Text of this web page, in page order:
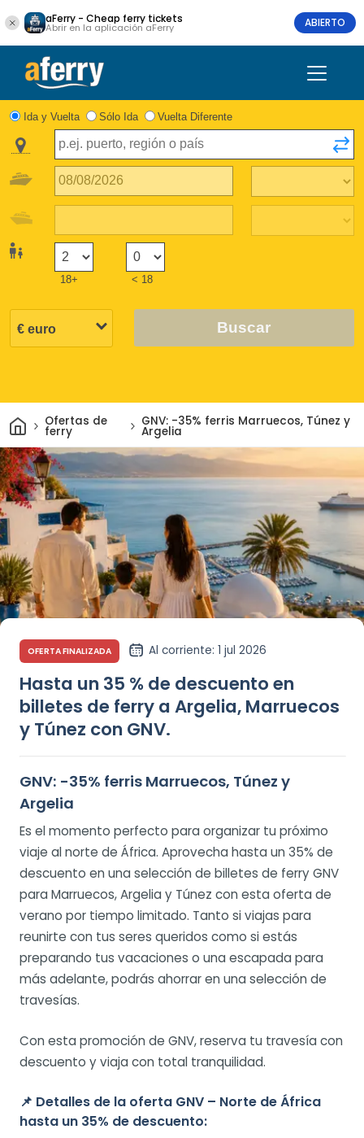
aFerry - Cheap ferry tickets
Abrir en la aplicación aFerry ABIERTO
Ida y Vuelta Sólo Ida Vuelta Diferente
18+ < 18
Buscar
InicioOfertas de
ferry
GNV: -35% ferris Marruecos, Túnez y
Argelia
OFERTA FINALIZADA Al corriente: 1 jul 2026
Hasta un 35 % de descuento en
billetes de ferry a Argelia, Marruecos
y Túnez con GNV.
GNV: -35% ferris Marruecos, Túnez y
Argelia
Es el momento perfecto para organizar tu próximo
viaje al norte de África. Aprovecha hasta un 35% de
descuento en una selección de billetes de ferry GNV
para Marruecos, Argelia y Túnez con esta oferta de
verano por tiempo limitado. Tanto si viajas para
reunirte con tus seres queridos como si estás
preparando tus vacaciones o una escapada para
más adelante, podrás ahorrar en una selección de
travesías.
Con esta promoción de GNV, reserva tu travesía con
descuento y viaja con total tranquilidad.
📌 Detalles de la oferta GNV – Norte de África
hasta un 35% de descuento: